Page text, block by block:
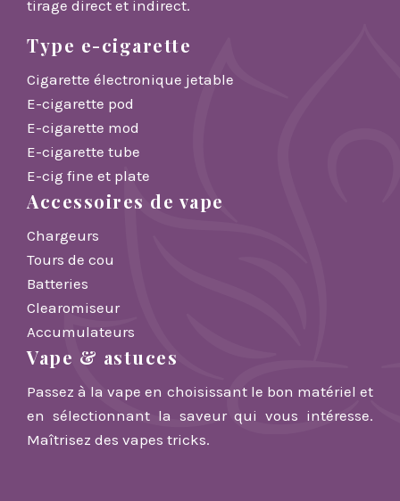
tirage direct et indirect.
Type e-cigarette
Cigarette électronique jetable
E-cigarette pod
E-cigarette mod
E-cigarette tube
E-cig fine et plate
Accessoires de vape
Chargeurs
Tours de cou
Batteries
Clearomiseur
Accumulateurs
Vape & astuces
Passez à la vape en choisissant le bon matériel et
en sélectionnant la saveur qui vous intéresse.
Maîtrisez des vapes tricks.